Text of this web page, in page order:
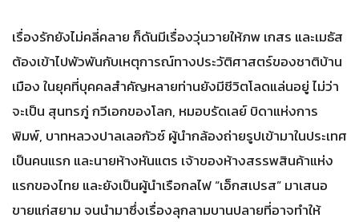
เรื่องรักยังไม่คลี่คลาย ก็ดันมีเรื่องวุ่นวายให้ภพ เกสร และเมธัส
ต้องเข้าไปพัวพันกับเหตุการณ์ทางประวัติศาสตร์ของชาติบ้าน
เมือง ในยุคที่บุคคลสำคัญหลายท่านยังมีชีวิตโลดแล่นอยู่ ไม่ว่า
จะเป็น สุนทรภู่ กวีเอกของโลก, หมอบรัดเลย์ บิดาแห่งการ
พิมพ์, บาทหลวงปาลเลอกัวซ์ ผู้นำกล้องถ่ายรูปเข้ามาในประเทศ
เป็นคนแรก และนายห้างหันแตร เจ้าของห้างสรรพสินค้าแห่ง
แรกของไทย และยังเป็นผู้นำเรือกลไฟ “เอ็กสเปรส” มาเสนอ
ขายแก่สยาม จนนำมาซึ่งเรื่องลุกลามบานปลายที่อาจทำให้